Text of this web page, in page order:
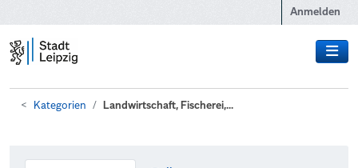
Anmelden
Kategorien Landwirtschaft, Fischerei,...